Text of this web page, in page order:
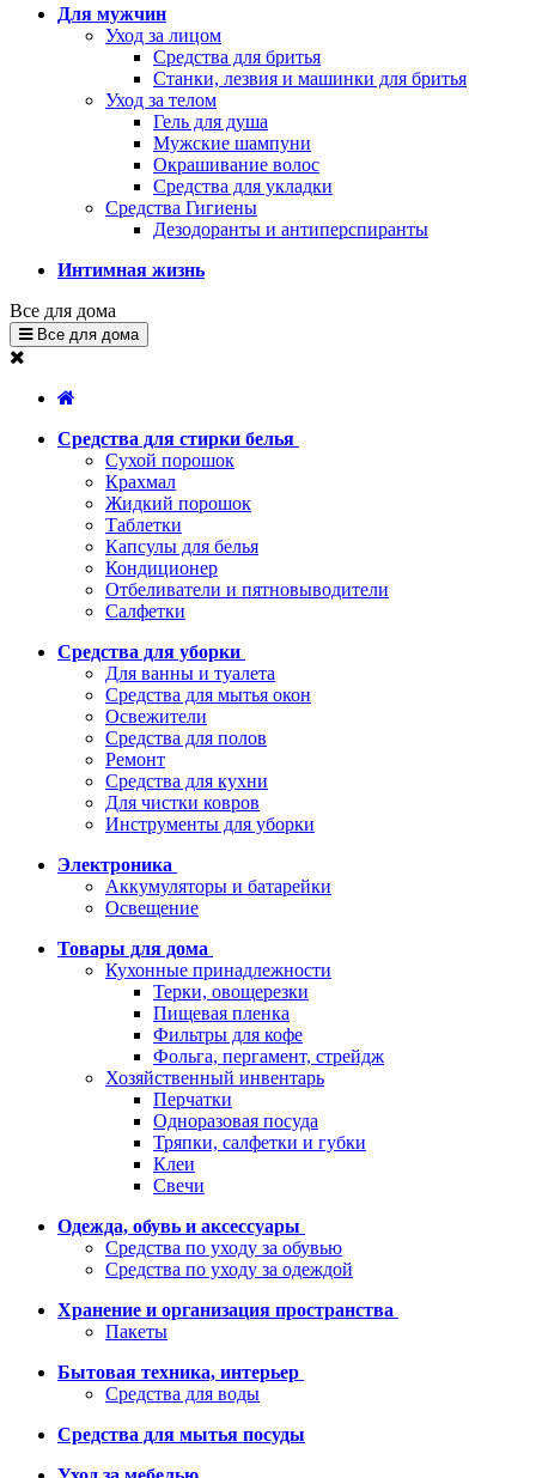
Для мужчин
Уход за лицом
Средства для бритья
Станки, лезвия и машинки для бритья
Уход за телом
Гель для душа
Мужские шампуни
Окрашивание волос
Средства для укладки
Средства Гигиены
Дезодоранты и антиперспиранты
Интимная жизнь
Все для дома
Все для дома
Средства для стирки белья
Сухой порошок
Крахмал
Жидкий порошок
Таблетки
Капсулы для белья
Кондиционер
Отбеливатели и пятновыводители
Салфетки
Средства для уборки
Для ванны и туалета
Средства для мытья окон
Освежители
Средства для полов
Ремонт
Средства для кухни
Для чистки ковров
Инструменты для уборки
Электроника
Аккумуляторы и батарейки
Освещение
Товары для дома
Кухонные принадлежности
Терки, овощерезки
Пищевая пленка
Фильтры для кофе
Фольга, пергамент, стрейдж
Хозяйственный инвентарь
Перчатки
Одноразовая посуда
Тряпки, салфетки и губки
Клеи
Свечи
Одежда, обувь и аксессуары
Средства по уходу за обувью
Средства по уходу за одеждой
Хранение и организация пространства
Пакеты
Бытовая техника, интерьер
Средства для воды
Средства для мытья посуды